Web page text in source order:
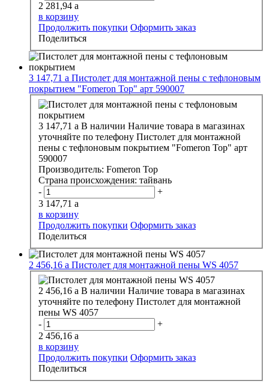
2 281,94 a
в корзину
Продолжить покупки Оформить заказ
Поделиться
3 147,71 a Пистолет для монтажной пены с тефлоновым
покрытием "Fomeron Top" арт 590007
3 147,71 a В наличии Наличие товара в магазинах
уточняйте по телефону Пистолет для монтажной
пены с тефлоновым покрытием "Fomeron Top" арт
590007
Производитель: Fomeron Top
Страна происхождения: тайвань
-
+
3 147,71 a
в корзину
Продолжить покупки Оформить заказ
Поделиться
2 456,16 a Пистолет для монтажной пены WS 4057
2 456,16 a В наличии Наличие товара в магазинах
уточняйте по телефону Пистолет для монтажной
пены WS 4057
-
+
2 456,16 a
в корзину
Продолжить покупки Оформить заказ
Поделиться